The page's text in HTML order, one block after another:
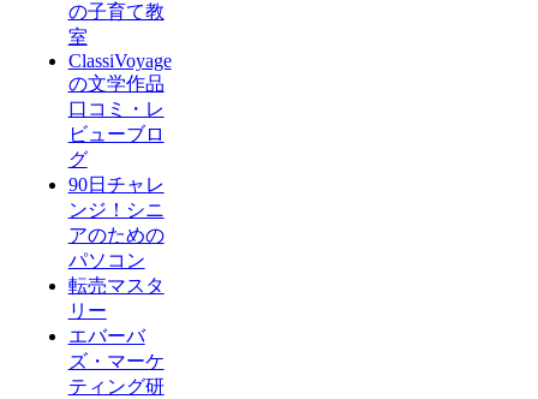
の子育て教
室
ClassiVoyage
の文学作品
口コミ・レ
ビューブロ
グ
90日チャレ
ンジ！シニ
アのための
パソコン
転売マスタ
リー
エバーバ
ズ・マーケ
ティング研